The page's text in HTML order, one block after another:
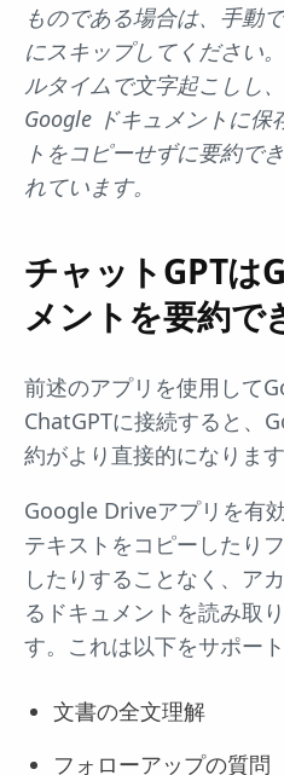
ものである場合は、手動
にスキップしてください。
ルタイムで文字起こしし
Google ドキュメントに保
トをコピーせずに要約で
れています。
チャットGPTは
メントを要約で
前述のアプリを使用して
ChatGPTに接続すると、
約がより直接的になります
Google Driveアプリを有
テキストをコピーしたり
したりすることなく、ア
るドキュメントを読み取
す。これは以下をサポート
文書の全文理解
フォローアップの質問